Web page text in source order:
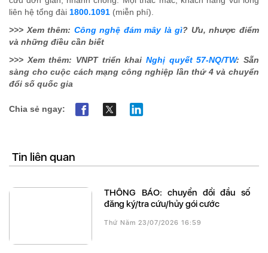
liên hệ tổng đài 1800.1091 (miễn phí).
>>> Xem thêm: Công nghệ đám mây là gì? Ưu, nhược điểm
và những điều cần biết
>>> Xem thêm: VNPT triển khai Nghị quyết 57-NQ/TW: Sẵn
sàng cho cuộc cách mạng công nghiệp lần thứ 4 và chuyển
đổi số quốc gia
Chia sẻ ngay:
Tin liên quan
THÔNG BÁO: chuyển đổi đầu số
đăng ký/tra cứu/hủy gói cước
Thứ Năm 23/07/2026 16:59